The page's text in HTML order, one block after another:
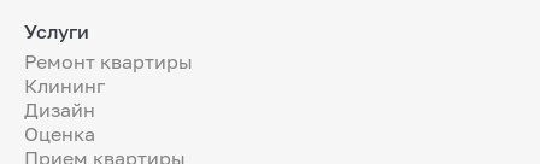
Услуги
Ремонт квартиры
Клининг
Дизайн
Оценка
Прием квартиры